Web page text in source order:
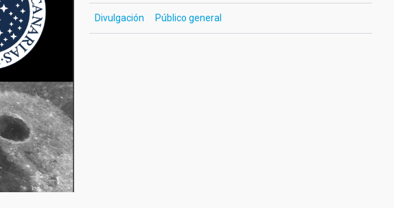
Divulgación Público general